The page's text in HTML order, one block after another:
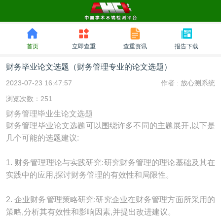
首页 立即查重 查重资讯 报告下载
财务毕业论文选题（财务管理专业的论文选题）
2023-07-23 16:47:57 作者 : 放心测系统
浏览次数：251
财务管理毕业生论文选题
财务管理毕业论文选题可以围绕许多不同的主题展开,以下是
几个可能的选题建议:
1. 财务管理理论与实践研究:研究财务管理的理论基础及其在
实践中的应用,探讨财务管理的有效性和局限性。
2. 企业财务管理策略研究:研究企业在财务管理方面所采用的
策略,分析其有效性和影响因素,并提出改进建议。